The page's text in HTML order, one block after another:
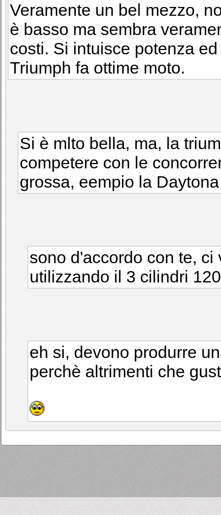
Veramente un bel mezzo,
è basso ma sembra
costi. Si intuisce potenza
Triumph fa ottime moto.
Si è mlto bella, ma, la
competere con le
grossa, eempio la
sono d'accordo con te,
utilizzando il 3 cilindri
eh si, devono produrre
perchè altrimenti che